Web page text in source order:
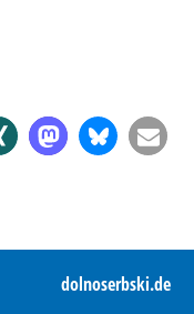
dolnoserbski.de